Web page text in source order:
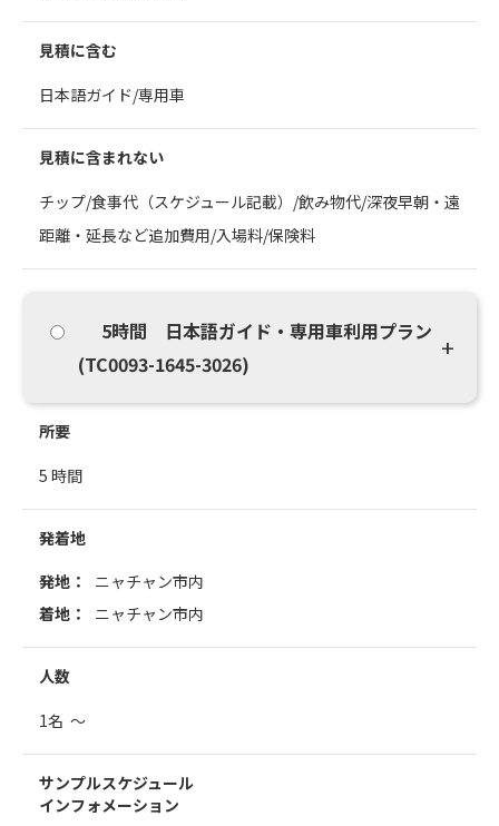
見積に含む
日本語ガイド/専用車
見積に含まれない
チップ/食事代（スケジュール記載）/飲み物代/深夜早朝・遠
距離・延長など追加費用/入場料/保険料
5時間 日本語ガイド・専用車利用プラン
(TC0093-1645-3026)
所要
5 時間
発着地
発地：
ニャチャン市内
着地：
ニャチャン市内
人数
1名 ～
サンプルスケジュール
インフォメーション